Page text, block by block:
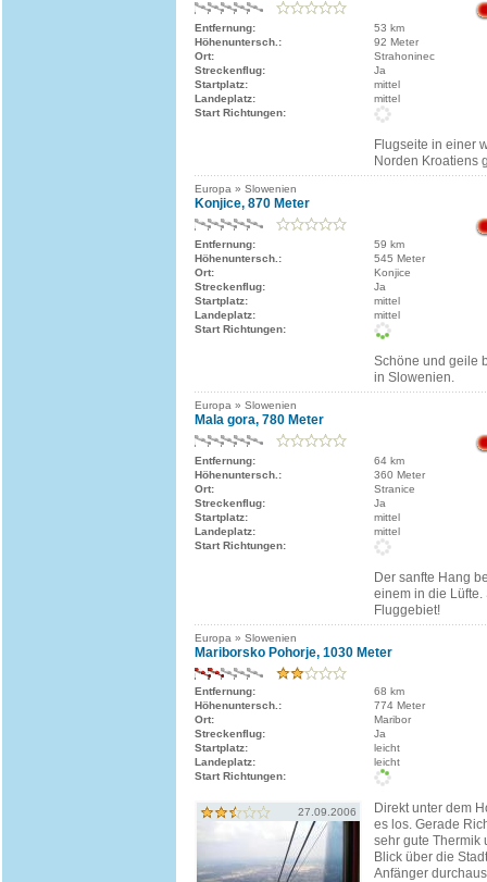
Entfernung:
53 km
Höhenuntersch.:
92 Meter
Ort:
Strahoninec
Streckenflug:
Ja
Startplatz:
mittel
Landeplatz:
mittel
Start Richtungen:
Flugseite in einer
Norden Kroatiens
Europa » Slowenien
Konjice, 870 Meter
Entfernung:
59 km
Höhenuntersch.:
545 Meter
Ort:
Konjice
Streckenflug:
Ja
Startplatz:
mittel
Landeplatz:
mittel
Start Richtungen:
Schöne und geile
in Slowenien.
Europa » Slowenien
Mala gora, 780 Meter
Entfernung:
64 km
Höhenuntersch.:
360 Meter
Ort:
Stranice
Streckenflug:
Ja
Startplatz:
mittel
Landeplatz:
mittel
Start Richtungen:
Der sanfte Hang
einem in die Lüfte.
Fluggebiet!
Europa » Slowenien
Mariborsko Pohorje, 1030 Meter
Entfernung:
68 km
Höhenuntersch.:
774 Meter
Ort:
Maribor
Streckenflug:
Ja
Startplatz:
leicht
Landeplatz:
leicht
Start Richtungen:
27.09.2006
Direkt unter dem
es los. Gerade
sehr gute Thermik
Blick über die
Anfänger